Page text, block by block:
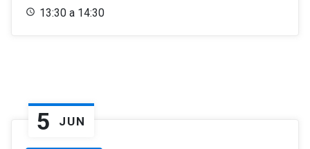
13:30 a 14:30
5 JUN